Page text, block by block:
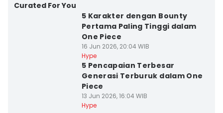
Curated For You
5 Karakter dengan Bounty
Pertama Paling Tinggi dalam
One Piece
16 Jun 2026, 20:04 WIB
Hype
5 Pencapaian Terbesar
Generasi Terburuk dalam One
Piece
13 Jun 2026, 16:04 WIB
Hype